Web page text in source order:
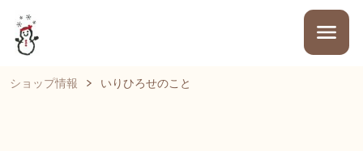
ショップ情報 いりひろせのこと